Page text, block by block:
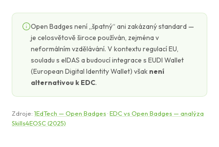
Open Badges není „špatný“ ani zakázaný standard —
je celosvětově široce používán, zejména v
neformálním vzdělávání. V kontextu regulací EU,
souladu s eIDAS a budoucí integrace s EUDI Wallet
(European Digital Identity Wallet) však není
alternativou k EDC.
Zdroje: 1EdTech — Open Badges·EDC vs Open Badges — analýza
Skills4EOSC (2025)